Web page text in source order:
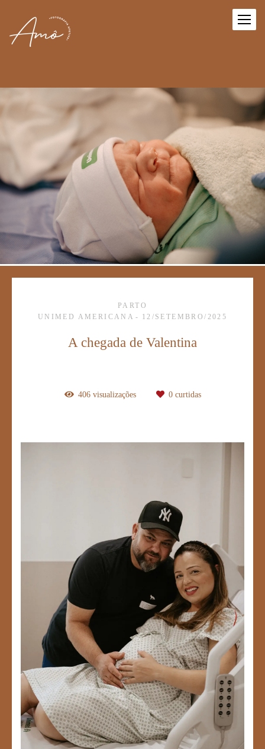
PARTO
UNIMED AMERICANA
12/SETEMBRO/2025
A chegada de Valentina
406visualizações 0curtidas